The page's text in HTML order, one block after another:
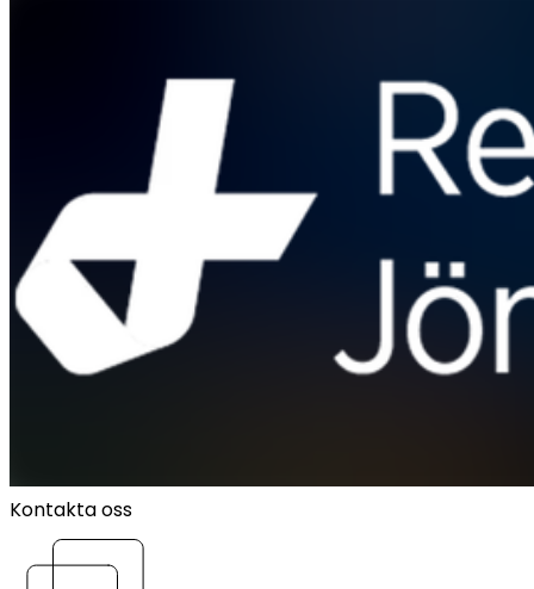
Kontakta oss